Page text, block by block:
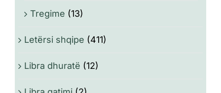
Tregime (13)
Letërsi shqipe (411)
Libra dhuratë (12)